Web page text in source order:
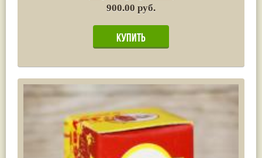
900.00 руб.